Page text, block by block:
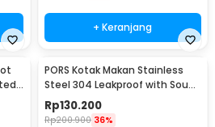
+ Keranjang
PORS Kotak Makan Stainless
Steel 304 Leakproof with Soup
Bowl 5 Grid - P-5
Rp130.200
Rp200.900 36%